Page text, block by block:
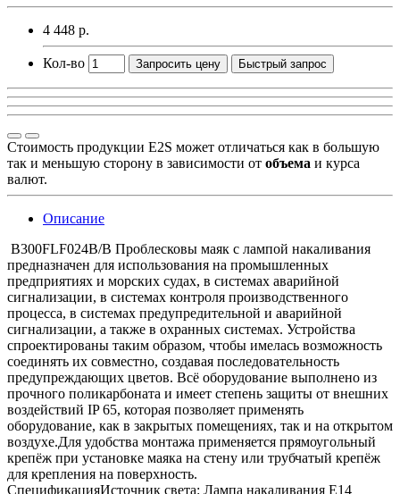
4 448 р.
Кол-во Запросить цену Быстрый запрос
Стоимость продукции E2S может отличаться как в большую
так и меньшую сторону в зависимости от объема и курса
валют.
Описание
B300FLF024B/B Проблесковы маяк с лампой накаливания
предназначен для использования на промышленных
предприятиях и морских судах, в системах аварийной
сигнализации, в системах контроля производственного
процесса, в системах предупредительной и аварийной
сигнализации, а также в охранных системах. Устройства
спроектированы таким образом, чтобы имелась возможность
соединять их совместно, создавая последовательность
предупреждающих цветов. Всё оборудование выполнено из
прочного поликарбоната и имеет степень защиты от внешних
воздействий IP 65, которая позволяет применять
оборудование, как в закрытых помещениях, так и на открытом
воздухе.Для удобства монтажа применяется прямоугольный
крепёж при установке маяка на стену или трубчатый крепёж
для крепления на поверхность.
СпецификацияИсточник света: Лампа накаливания E14